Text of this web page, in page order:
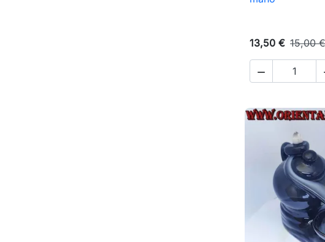
13,50 € 15,00 €
